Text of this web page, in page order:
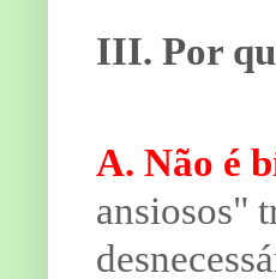
III. Por
A. Não é
ansiosos"